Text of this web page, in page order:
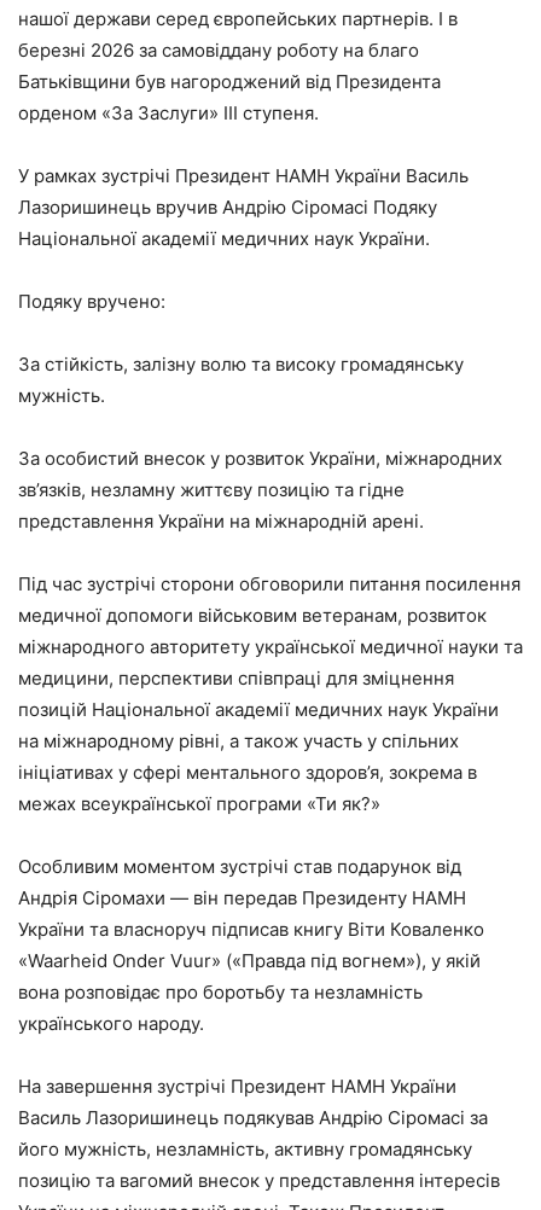
нашої держави серед європейських партнерів. І в
березні 2026 за самовіддану роботу на благо
Батьківщини був нагороджений від Президента
орденом «За Заслуги» III ступеня.
У рамках зустрічі Президент НАМН України Василь
Лазоришинець вручив Андрію Сіромасі Подяку
Національної академії медичних наук України.
Подяку вручено:
За стійкість, залізну волю та високу громадянську
мужність.
За особистий внесок у розвиток України, міжнародних
зв’язків, незламну життєву позицію та гідне
представлення України на міжнародній арені.
Під час зустрічі сторони обговорили питання посилення
медичної допомоги військовим ветеранам, розвиток
міжнародного авторитету української медичної науки та
медицини, перспективи співпраці для зміцнення
позицій Національної академії медичних наук України
на міжнародному рівні, а також участь у спільних
ініціативах у сфері ментального здоров’я, зокрема в
межах всеукраїнської програми «Ти як?»
Особливим моментом зустрічі став подарунок від
Андрія Сіромахи — він передав Президенту НАМН
України та власноруч підписав книгу Віти Коваленко
«Waarheid Onder Vuur» («Правда під вогнем»), у якій
вона розповідає про боротьбу та незламність
українського народу.
На завершення зустрічі Президент НАМН України
Василь Лазоришинець подякував Андрію Сіромасі за
його мужність, незламність, активну громадянську
позицію та вагомий внесок у представлення інтересів